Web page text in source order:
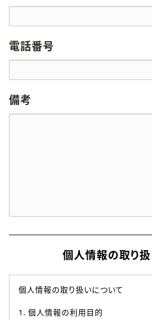
電話番号
備考
個人情報の取り
個人情報の取り扱いについて
1. 個人情報の利用目的